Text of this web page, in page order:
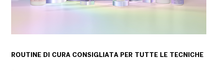
ROUTINE DI CURA CONSIGLIATA PER TUTTE LE TECNICHE